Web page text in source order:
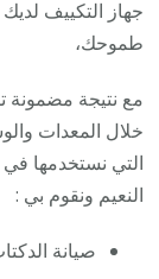
جهاز التكييف
طموحك،
مع نتيجة مضمونة
خلال المعدات
التي نستخدمها
النعيم ونقوم بي :
صيانة